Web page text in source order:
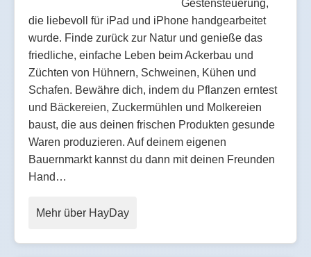
Gestensteuerung,
die liebevoll für iPad und iPhone handgearbeitet
wurde. Finde zurück zur Natur und genieße das
friedliche, einfache Leben beim Ackerbau und
Züchten von Hühnern, Schweinen, Kühen und
Schafen. Bewähre dich, indem du Pflanzen erntest
und Bäckereien, Zuckermühlen und Molkereien
baust, die aus deinen frischen Produkten gesunde
Waren produzieren. Auf deinem eigenen
Bauernmarkt kannst du dann mit deinen Freunden
Hand…
Mehr über HayDay